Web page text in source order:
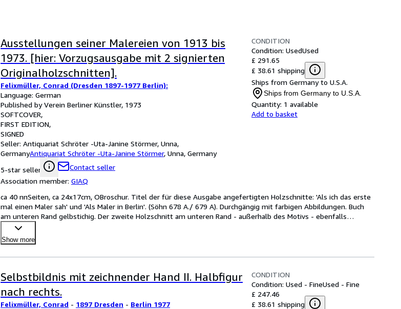
Ausstellungen seiner Malereien von 1913 bis
1973. [hier: Vorzugsausgabe mit 2 signierten
Originalholzschnitten].
Felixmüller, Conrad (Dresden 1897-1977 Berlin):
Language: German
Published by Verein Berliner Künstler, 1973
SOFTCOVER
FIRST EDITION
SIGNED
Seller: Antiquariat Schröter -Uta-Janine Störmer, Unna,
GermanyAntiquariat Schröter -Uta-Janine Störmer, Unna, Germany
5-star seller
Contact seller
Association member: GIAQ
CONDITION
Condition: UsedUsed
£ 291.65
£ 38.61 shipping
Ships from Germany to U.S.A.
Ships from Germany to U.S.A.
Quantity: 1 available
Add to basket
ca 40 nnSeiten, ca 24x17cm, OBroschur. Titel der für diese Ausgabe angefertigten Holzschnitte: 'Als ich das erste
mal einen Maler sah' und 'Als Maler in Berlin'. (Söhn 678 A./ 679 A). Durchgängig mit farbigen Abbildungen. Buch
am unteren Rand gelbstichig. Der zweite Holzschnitt am unteren Rand - außerhalb des Motivs - ebenfalls…
Show more
Selbstbildnis mit zeichnender Hand II. Halbfigur
nach rechts.
Felixmüller, Conrad - 1897 Dresden - Berlin 1977
CONDITION
Condition: Used - FineUsed - Fine
£ 247.46
£ 38.61 shipping